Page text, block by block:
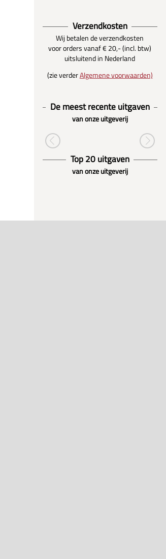
Verzendkosten
Wij betalen de verzendkosten
voor orders vanaf € 20,- (incl. btw)
uitsluitend in Nederland
(zie verderAlgemene voorwaarden)
De meest recente uitgaven
van onze uitgeverij
Top 20 uitgaven
van onze uitgeverij